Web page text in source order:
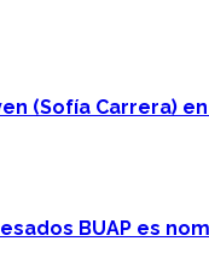
(Sofía Carrera)
BUAP es